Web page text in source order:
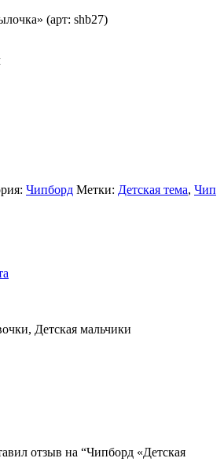
(арт: shb27)
Чипборд Метки: Детская тема, Чип
Детская мальчики
отзыв на “Чипборд «Детская